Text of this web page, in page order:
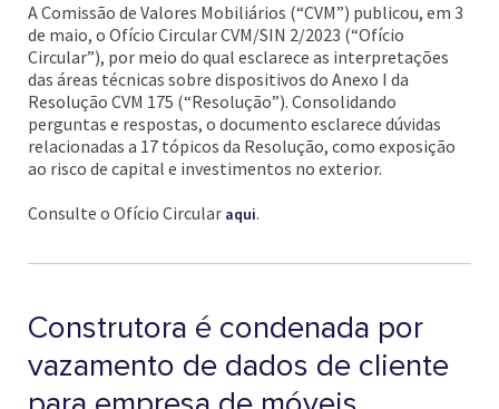
A Comissão de Valores Mobiliários (“CVM”) publicou, em 3
de maio, o Ofício Circular CVM/SIN 2/2023 (“Ofício
Circular”), por meio do qual esclarece as interpretações
das áreas técnicas sobre dispositivos do Anexo I da
Resolução CVM 175 (“Resolução”). Consolidando
perguntas e respostas, o documento esclarece dúvidas
relacionadas a 17 tópicos da Resolução, como exposição
ao risco de capital e investimentos no exterior.
Consulte o Ofício Circular aqui.
Construtora é condenada por
vazamento de dados de cliente